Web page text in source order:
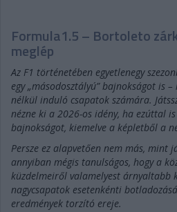
Formula1.5 – Bortoleto
meglép
Az F1 történetében egyetlenegy
egy „másodosztályú” bajnokságot is
nélkül induló csapatok számára.
nézne ki a 2026-os idény, ha ezúttal
bajnokságot, kiemelve a képletből a
Persze ez alapvetően nem más, mint
annyiban mégis tanulságos, hogy a
küzdelmeiről valamelyest árnyaltabb
nagycsapatok esetenkénti
eredmények torzító ereje.